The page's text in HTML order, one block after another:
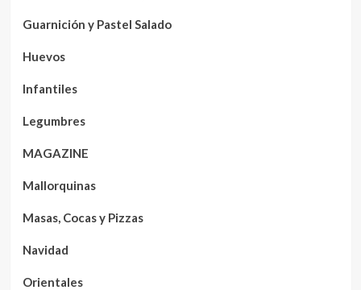
Guarnición y Pastel Salado
Huevos
Infantiles
Legumbres
MAGAZINE
Mallorquinas
Masas, Cocas y Pizzas
Navidad
Orientales